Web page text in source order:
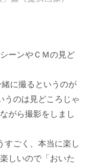
ーンやＣＭの見ど
に撮るというのが
うのは見どころじゃ
がら撮影をしまし
すごく、本当に楽し
しいので「おいた